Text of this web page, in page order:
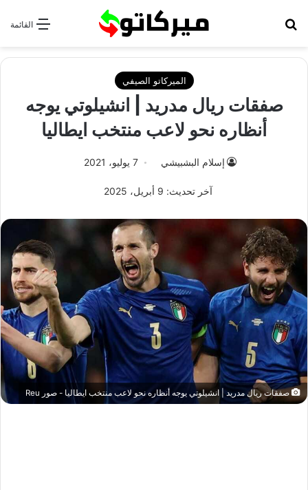
القائمة
الميركاتو الصيفي
صفقات ريال مدريد | انشيلوتي يوجه
أنظاره نحو لاعب منتخب ايطاليا
إسلام البشبيشي 7 يوليو، 2021
آخر تحديث: 9 أبريل، 2025
صفقات ريال مدريد | انشيلوتي يوجه أنظاره نحو لاعب منتخب ايطاليا - صور Reu